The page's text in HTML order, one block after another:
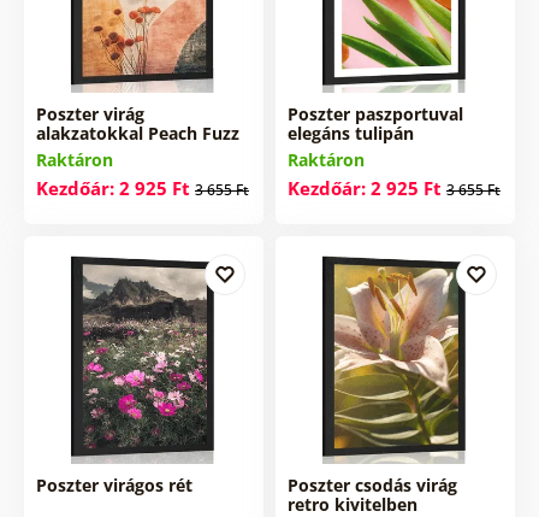
Poszter virág
alakzatokkal Peach Fuzz
Raktáron
Kezdőár: 2 925 Ft 3 655 Ft
Poszter paszportuval
elegáns tulipán
Raktáron
Kezdőár: 2 925 Ft 3 655 Ft
Poszter virágos rét
Poszter csodás virág
retro kivitelben